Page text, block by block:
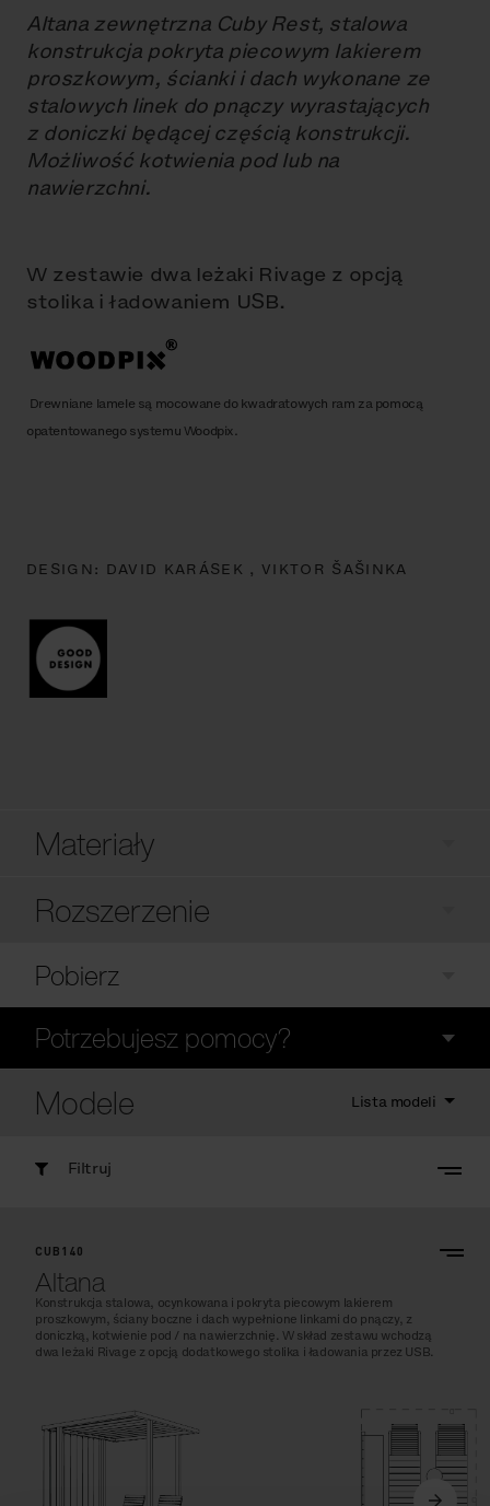
Altana zewnętrzna Cuby Rest, stalowa
konstrukcja pokryta piecowym lakierem
proszkowym, ścianki i dach wykonane ze
stalowych linek do pnączy wyrastających
z doniczki będącej częścią konstrukcji.
Możliwość kotwienia pod lub na
nawierzchni.
W zestawie dwa leżaki Rivage z opcją
stolika i ładowaniem USB.
Drewniane lamele są mocowane do kwadratowych ram za pomocą
opatentowanego systemu Woodpix.
DESIGN: DAVID KARÁSEK , VIKTOR ŠAŠINKA
Materiały
Rozszerzenie
Pobierz
Potrzebujesz pomocy?
Modele Lista modeli
Filtruj
CUB140
Altana
Konstrukcja stalowa, ocynkowana i pokryta piecowym lakierem
proszkowym, ściany boczne i dach wypełnione linkami do pnączy, z
doniczką, kotwienie pod / na nawierzchnię. W skład zestawu wchodzą
dwa leżaki Rivage z opcją dodatkowego stolika i ładowania przez USB.